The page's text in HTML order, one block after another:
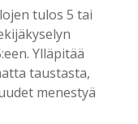
tulos 5 tai
Ylläpitää
taustasta,
menestyä